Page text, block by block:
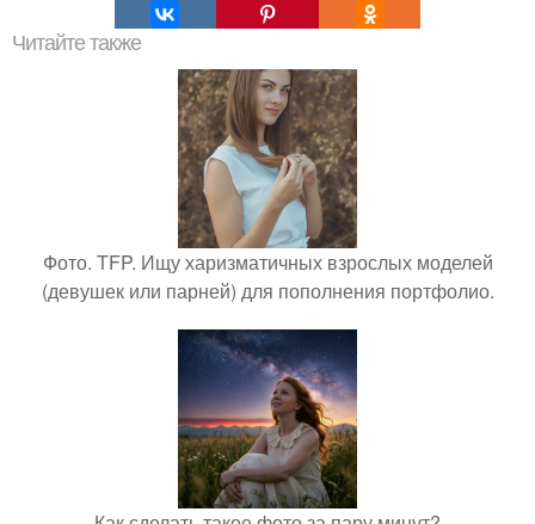
Читайте также
Фото. TFP. Ищу харизматичных взрослых моделей
(девушек или парней) для пополнения портфолио.